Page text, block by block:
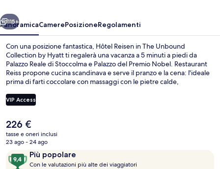
Collection
by
Hyatt
Avanti
115+
PanoramicaCamerePosizioneRegolamenti
Con una posizione fantastica, Hôtel Reisen in The Unbound
Collection by Hyatt ti regalerà una vacanza a 5 minuti a piedi da
Palazzo Reale di Stoccolma e Palazzo del Premio Nobel. Restaurant
Reiss propone cucina scandinava e serve il pranzo e la cena: l'ideale
prima di farti coccolare con massaggi con le pietre calde,
altri punti di forza di questo hotel di lusso includono 2 bar/lounge,
una palestra aperta giorno e notte e una terrazza. Le recensioni dei
Approfitta dei mezzi pubblici nelle vicinanze: Stazione metro Gamla
stan è a 7 min e Stazione metro di Stoccolma-Kungsträdgården a 8
min a piedi.
VIP Access
Il
prezzo
attuale
226 €
226 €
tasse e oneri inclusi
23 ago - 24 ago
RecensioniPiù popolare
9,4
su
Con le valutazioni più alte dei viaggiatori